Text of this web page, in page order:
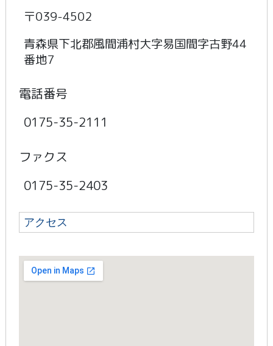
〒039-4502
青森県下北郡風間浦村大字易国間字古野44
番地7
電話番号
0175-35-2111
ファクス
0175-35-2403
アクセス